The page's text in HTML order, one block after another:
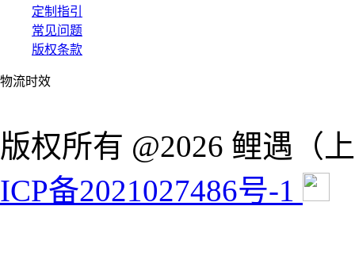
定制指引
常见问题
版权条款
物流时效
版权所有 @2026 鲤遇（
ICP备2021027486号-1